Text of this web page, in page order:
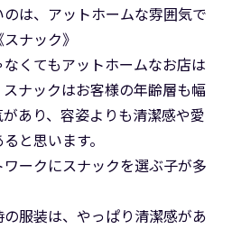
は、アットホームな雰囲気で
ナック》
くてもアットホームなお店は
ナックはお客様の年齢層も幅
あり、容姿よりも清潔感や愛
と思います。
ークにスナックを選ぶ子が多
服装は、やっぱり清潔感があ